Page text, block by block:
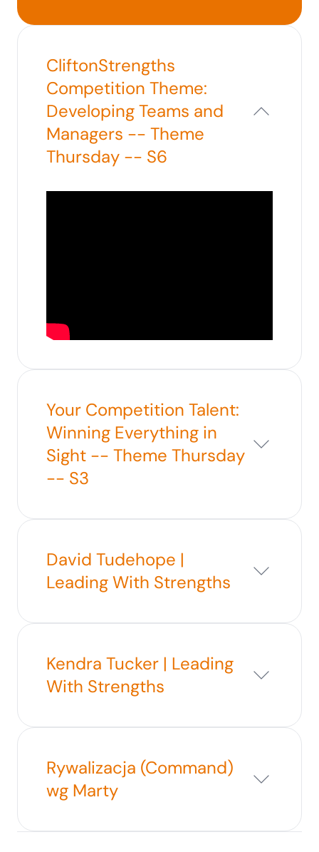
CliftonStrengths
Competition Theme:
Developing Teams and
Managers -- Theme
Thursday -- S6
Your Competition Talent:
Winning Everything in
Sight -- Theme Thursday
-- S3
David Tudehope |
Leading With Strengths
Kendra Tucker | Leading
With Strengths
Rywalizacja (Command)
wg Marty